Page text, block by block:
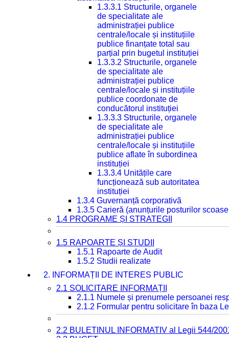
1.3.3.1 Structurile, organele
de specialitate ale
administrației publice
centrale/locale și instituțiile
publice finanțate total sau
parțial prin bugetul instituției
1.3.3.2 Structurile, organele
de specialitate ale
administrației publice
centrale/locale și instituțiile
publice coordonate de
conducătorul instituției
1.3.3.3 Structurile, organele
de specialitate ale
administrației publice
centrale/locale și instituțiile
publice aflate în subordinea
instituției
1.3.3.4 Unitățile care
funcționează sub autoritatea
instituției
1.3.4 Guvernanță corporativă
1.3.5 Carieră (anunțurile posturilor
1.4 PROGRAME ȘI STRATEGII
1.5 RAPOARTE ȘI STUDII
1.5.1 Rapoarte de Audit
1.5.2 Studii realizate
2. INFORMAȚII DE INTERES PUBLIC
2.1 SOLICITARE INFORMAȚII
2.1.1 Numele și prenumele persoanei
2.1.2 Formular pentru solicitare în baza
2.2 BULETINUL INFORMATIV al Legii 544/